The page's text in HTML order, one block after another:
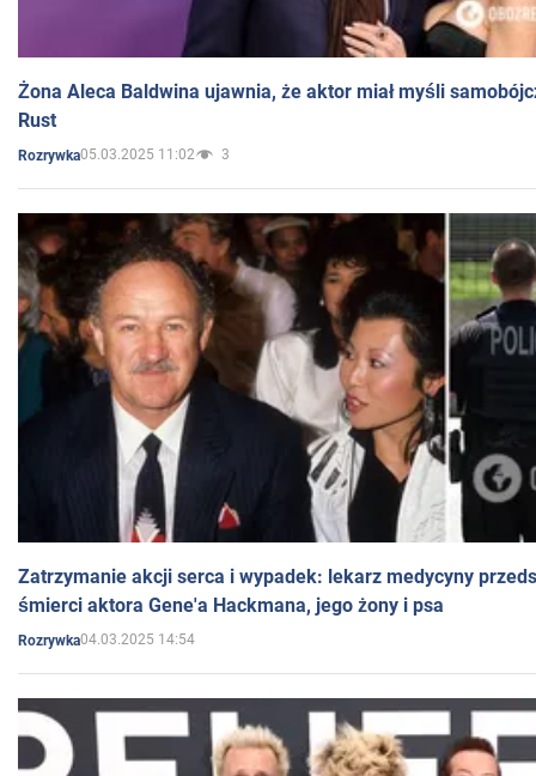
Żona Aleca Baldwina ujawnia, że aktor miał myśli
Rust
Rozrywka05.03.2025 11:02 3
Zatrzymanie akcji serca i wypadek: lekarz medycyny
śmierci aktora Gene'a Hackmana, jego żony i psa
Rozrywka04.03.2025 14:54